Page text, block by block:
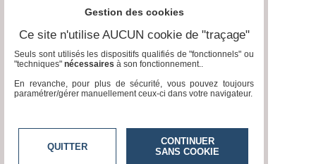
Gestion des cookies
Ce site n'utilise AUCUN cookie de "traçage"
Seuls sont utilisés les dispositifs qualifiés de "fonctionnels" ou
"techniques" nécessaires à son fonctionnement..
En revanche, pour plus de sécurité, vous pouvez toujours
paramétrer/gérer manuellement ceux-ci dans votre navigateur.
QUITTER
CONTINUER
SANS COOKIE